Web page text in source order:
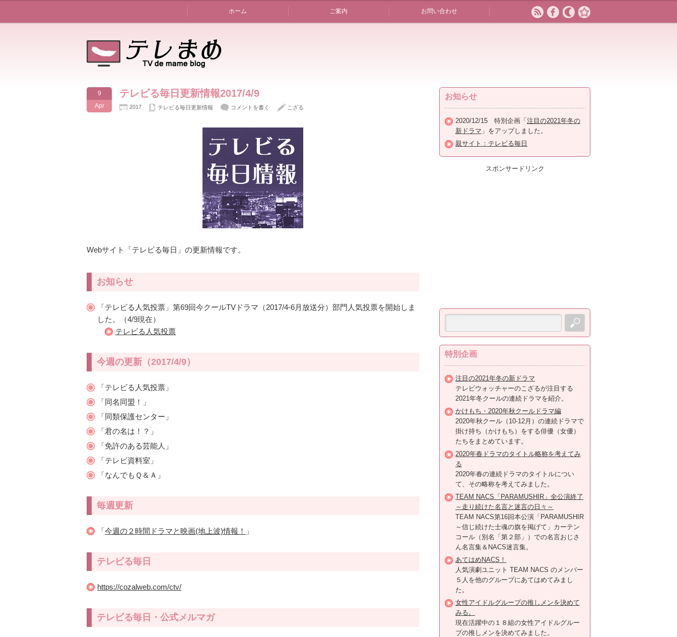
ホーム ご案内 お問い合わせ
9
Apr
テレビる毎日更新情報2017/4/9
2017 テレビる毎日更新情報 コメントを書く こざる
Webサイト「テレビる毎日」の更新情報です。
お知らせ
「テレビる人気投票」第69回今クールTVドラマ（2017/4-6月放送分）部門人気投票を開始しま
した。（4/9現在）
テレビる人気投票
今週の更新（2017/4/9）
「テレビる人気投票」
「同名同盟！」
「同類保護センター」
「君の名は！？」
「免許のある芸能人」
「テレビ資料室」
「なんでもＱ＆Ａ」
毎週更新
「今週の２時間ドラマと映画(地上波)情報！ 」
テレビる毎日
https://cozalweb.com/ctv/
テレビる毎日・公式メルマガ
お知らせ
2020/12/15 特別企画「 注目の2021年冬の
新ドラマ 」をアップしました。
親サイト：テレビる毎日
スポンサードリンク
特別企画
注目の2021年冬の新ドラマ
テレビウォッチャーのこざるが注目する
2021年冬クールの連続ドラマを紹介。
かけもち・2020年秋クールドラマ編
2020年秋クール（10-12月）の連続ドラマで
掛け持ち（かけもち）をする俳優（女優）
たちをまとめています。
2020年春ドラマのタイトル略称を考えてみ
る
2020年春の連続ドラマのタイトルについ
て、その略称を考えてみました。
TEAM NACS「PARAMUSHIR」全公演終了
～走り続けた名言と迷言の日々～
TEAM NACS第16回本公演「PARAMUSHIR
～信じ続けた士魂の旗を掲げて」カーテン
コール（別名「第２部」）での名言おじさ
ん名言集＆NACS迷言集。
あてはめNACS！
人気演劇ユニット TEAM NACS のメンバー
５人を他のグループにあてはめてみまし
た。
女性アイドルグループの推しメンを決めて
みる。
現在活躍中の１８組の女性アイドルグルー
プの推しメンを決めてみました。